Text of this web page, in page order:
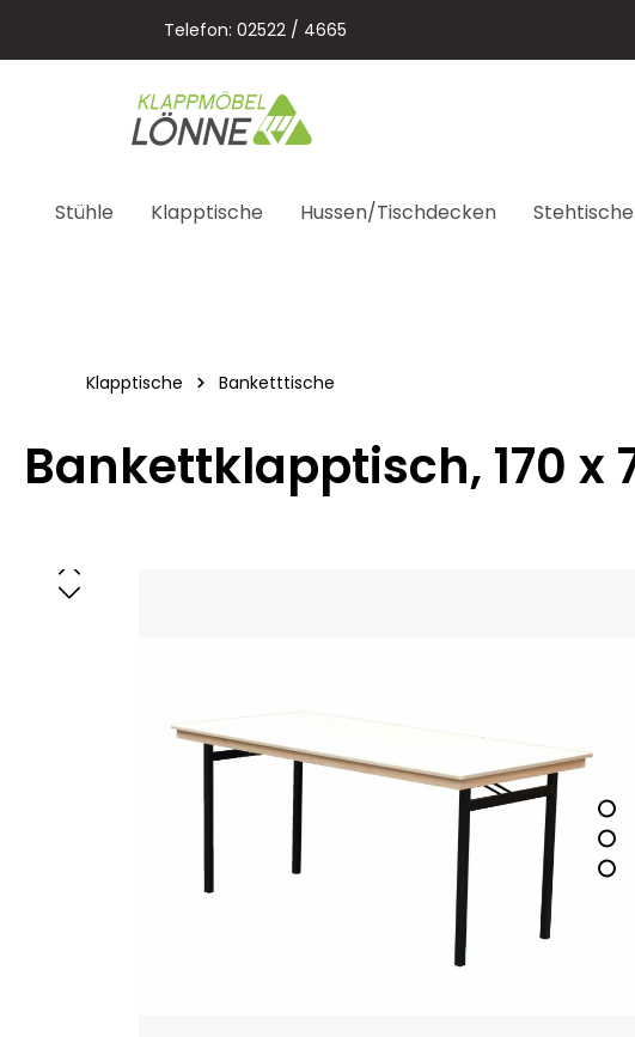
Zur Hauptnavigation springen
Telefon: 02522 / 4665
Stühle Klapptische Hussen/Tischdecken Stehtische
Klapptische Banketttische
Bankettklapptisch, 170 x
Bildergalerie überspringen